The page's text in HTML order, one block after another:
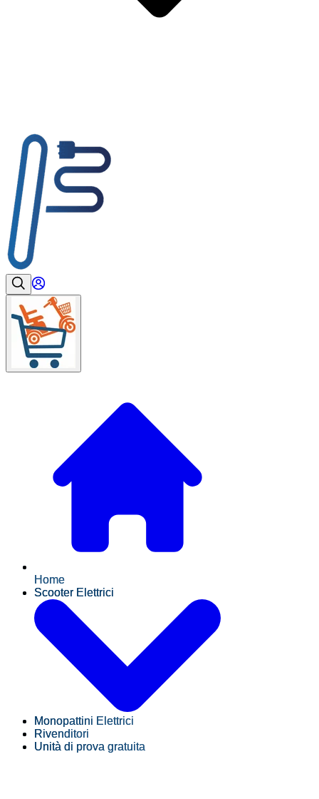
Home
Scooter Elettrici
Monopattini Elettrici
Rivenditori
Unità di prova gratuita